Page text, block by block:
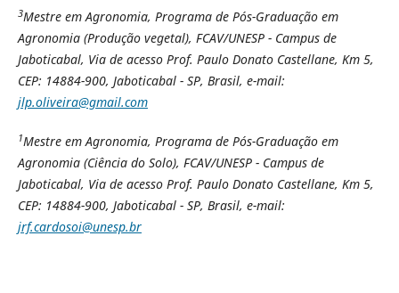
3Mestre em Agronomia, Programa de Pós-Graduação em
Agronomia (Produção vegetal), FCAV/UNESP - Campus de
Jaboticabal, Via de acesso Prof. Paulo Donato Castellane, Km 5,
CEP: 14884-900, Jaboticabal - SP, Brasil, e-mail:
jlp.oliveira@gmail.com
1Mestre em Agronomia, Programa de Pós-Graduação em
Agronomia (Ciência do Solo), FCAV/UNESP - Campus de
Jaboticabal, Via de acesso Prof. Paulo Donato Castellane, Km 5,
CEP: 14884-900, Jaboticabal - SP, Brasil, e-mail:
jrf.cardosoi@unesp.br